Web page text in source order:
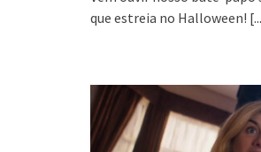
que estreia no Halloween!